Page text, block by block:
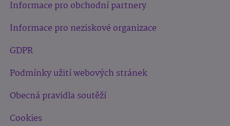
Informace pro obchodní partnery
Informace pro neziskové organizace
GDPR
Podmínky užití webových stránek
Obecná pravidla soutěží
Cookies